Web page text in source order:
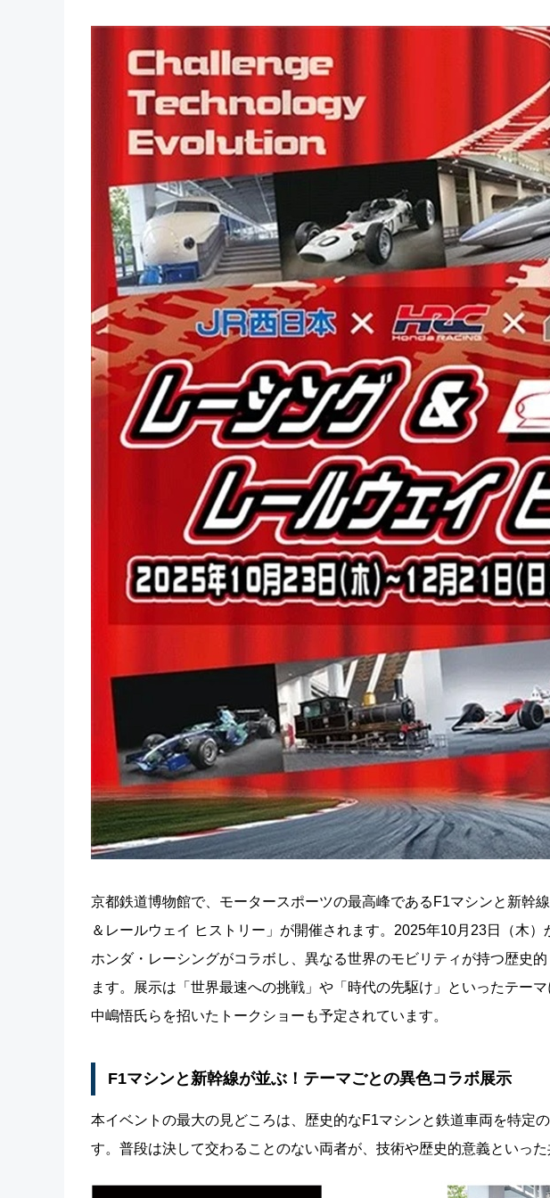
京都鉄道博物館で、モータースポーツの最高峰であるF1マシンと新幹
＆レールウェイ ヒストリー」が開催されます。2025年10月23日（木
ホンダ・レーシングがコラボし、異なる世界のモビリティが持つ歴史
ます。展示は「世界最速への挑戦」や「時代の先駆け」といったテー
中嶋悟氏らを招いたトークショーも予定されています。
F1マシンと新幹線が並ぶ！テーマごとの異色コラボ展示
本イベントの最大の見どころは、歴史的なF1マシンと鉄道車両を特定
す。普段は決して交わることのない両者が、技術や歴史的意義といった